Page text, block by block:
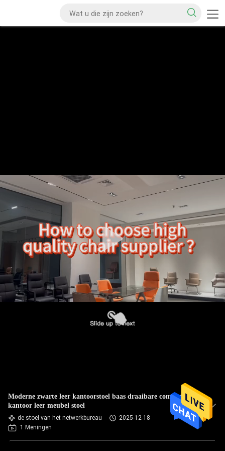
Moderne zwarte leer kantoorstoel baas draaibare computer
kantoor leer meubel stoel
de stoel van het netwerkbureau
2025-12-18
1 Meningen